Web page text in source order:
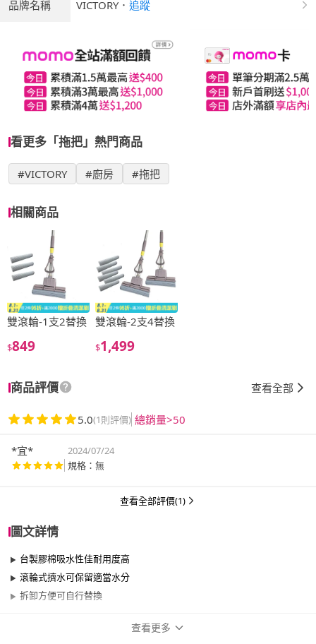
品牌名稱 VICTORY ． 追蹤
看更多「拖把」熱門商品
#VICTORY #廚房 #拖把
相關商品
雙滾輪-1支2替換
$849
雙滾輪-2支4替換
$1,499
商品評價 查看全部
5.0(1則評價) 總銷量>50
*宜*
2024/07/24
規格：無
查看全部評價(1)
圖文詳情
台製膠棉吸水性佳耐用度高
滾輪式擠水可保留適當水分
拆卸方便可自行替換
查看更多